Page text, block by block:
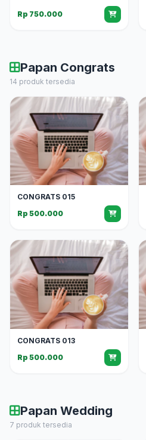
Rp 750.000
Papan Congrats
14 produk tersedia
CONGRATS 015
Rp 500.000
CONGRATS 013
Rp 500.000
Papan Wedding
7 produk tersedia